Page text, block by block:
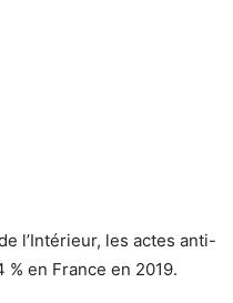
l’Intérieur, les actes anti-
en France en 2019.